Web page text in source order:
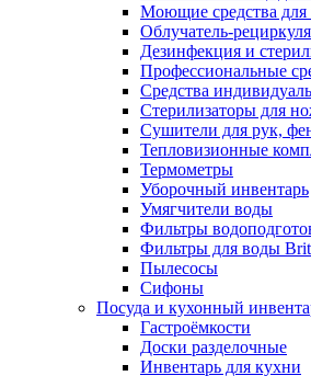
Моющие средства для
Облучатель-
Дезинфекция и
Профессиональные
Средства
Стерилизаторы для
Сушители для рук,
Тепловизионные
Термометры
Уборочный инвентарь
Умягчители воды
Фильтры
Фильтры для воды
Пылесосы
Сифоны
Посуда и кухонный
Гастроёмкости
Доски разделочные
Инвентарь для кухни